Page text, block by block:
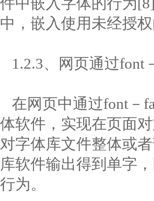
件中嵌入字体的行为
中，嵌入使用未经授
1.2.3、网页通过font
在网页中通过font－
体软件，实现在页面
对字体库文件整体或
库软件输出得到单字
行为。